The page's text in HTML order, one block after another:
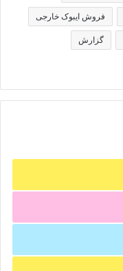
فروش ایبوک خارجی
گزارش